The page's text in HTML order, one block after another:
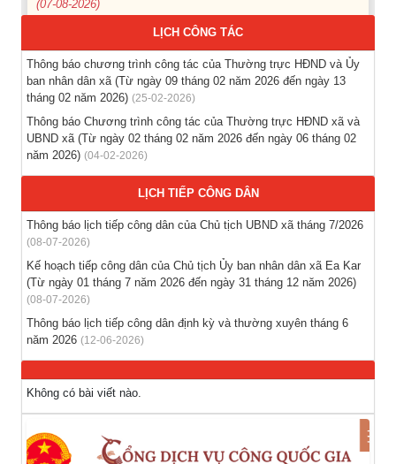
Thông báo các khóa đào tạo năm học 2026-2027
(04-08-2026)
Thông báo hỗ trợ tư vấn, tuyển dụng lao động đi làm việc
trong tỉnh
(03-08-2026)
Thông báo hỗ trợ tư vấn, tuyển dụng lao động đi làm việc ở
nước ngoài theo hợp đồng
(28-07-2026)
Thông báo tuyển lao động Việt Nam vào các vị trí dự kiến
tuyển dụng người lao động nước ngoài
(28-07-2026)
LỊCH CÔNG TÁC
Thông báo chương trình công tác của Thường trực HĐND và Ủy
ban nhân dân xã (Từ ngày 09 tháng 02 năm 2026 đến ngày 13
tháng 02 năm 2026) (25-02-2026)
Thông báo Chương trình công tác của Thường trực HĐND xã và
UBND xã (Từ ngày 02 tháng 02 năm 2026 đến ngày 06 tháng 02
năm 2026) (04-02-2026)
LỊCH TIẾP CÔNG DÂN
Thông báo lịch tiếp công dân của Chủ tịch UBND xã tháng 7/2026
(08-07-2026)
Kế hoạch tiếp công dân của Chủ tịch Ủy ban nhân dân xã Ea Kar
(Từ ngày 01 tháng 7 năm 2026 đến ngày 31 tháng 12 năm 2026)
(08-07-2026)
Thông báo lịch tiếp công dân định kỳ và thường xuyên tháng 6
năm 2026 (12-06-2026)
Không có bài viết nào.